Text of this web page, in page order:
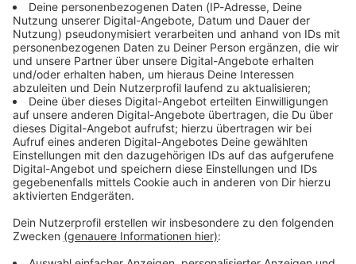
ROCK ANTENNE Smart TV-App
Ihr wollt die besten Rocksongs auf die eigene
Heimkinoanlage? Geht ganz einfach - mit der ROCK
ANTENNE Smart TV-App!